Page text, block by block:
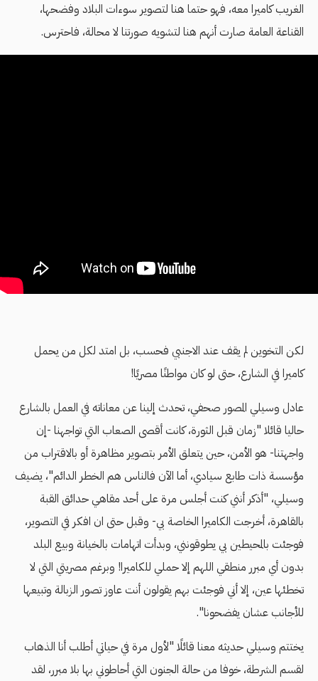
الغريب كاميرا معه، فهو حتما هنا لتصوير سوءات البلاد وفضحها،
القناعة العامة صارت أنهم هنا لتشويه صورتنا لا محالة، فاحترس.
لكن التخوين لم يقف عند الاجنبي فحسب، بل امتد لكل من يحمل
كاميرا في الشارع، حتى لو كان مواطنًا مصريًا!
عادل وسيلي المصور صحفي، تحدث إلينا عن معاناته في العمل بالشارع
حاليا قائلا "زمان قبل الثورة، كانت أقصى الصعاب التي تواجهنا -إن
واجهتنا- هو الأمن، حين يتعلق الأمر بتصوير مظاهرة أو بالاقتراب من
مؤسسة ذات طابع سيادي، أما الآن فالناس هم الخطر الدائم"، يضيف
وسيلي، "أذكر أنني كنت أجلس مرة على أحد مقاهي حدائق القبة
بالقاهرة، أخرجت الكاميرا الخاصة بي- وقبل حتى ان افكر في التصوير،
فوجئت بالمحيطين بي يطوقونني، وبدأت اتهامات بالخيانة وبيع البلد
بدون أي مبرر منطقي اللهم إلا حملي للكاميرا! وبرغم مصريتي التي لا
تخطئها عين، إلا أني فوجئت بهم يقولون أنت عاوز تصور الزبالة وتبيعها
للأجانب عشان يفضحونا".
يختتم وسيلي حديثه معنا قائلًا "لأول مرة في حياتي أطلب أنا الذهاب
لقسم الشرطة، خوفا من حالة الجنون التي أحاطوني بها بلا مبرر، لقد